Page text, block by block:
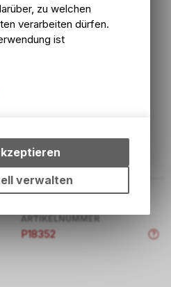
3.35 CHF
ARTIKELNUMMER
P18352
zu welchen
verarbeiten dürfen.
ist
Interaktionen und
auf Ihrem Gerät,
grundlegenden
unseres Online-
des Warenkorbs,
Bitte beachten
verwalten